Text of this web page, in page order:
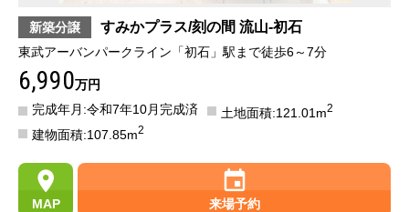
新築分譲 すみかプラス/刻の間 流山-初石
東武アーバンパークライン「初石」駅まで徒歩6～7分
6,990万円
完成年月:令和7年10月完成済
土地面積:121.01m2
建物面積:107.85m2
MAP 来場予約